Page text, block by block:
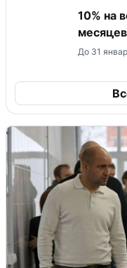
10% на
месяцев
До 31